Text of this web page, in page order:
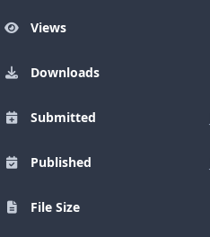
Views
Downloads
Submitted
Published
File Size